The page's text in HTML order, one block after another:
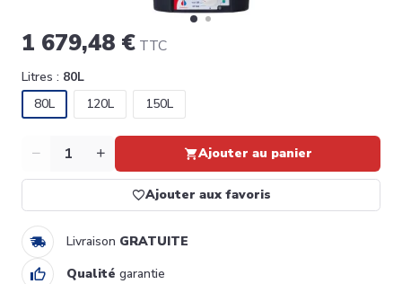
1 679,48 € TTC
Litres : 80L
80L
120L 150L
Quantité Ajouter au panier
Ajouter aux favoris
Livraison GRATUITE
Qualité garantie